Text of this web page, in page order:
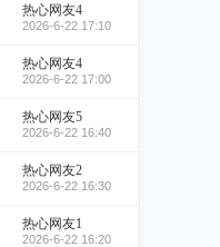
热心网友4
2026-6-22 17:10
热心网友4
2026-6-22 17:00
热心网友5
2026-6-22 16:40
热心网友2
2026-6-22 16:30
热心网友1
2026-6-22 16:20